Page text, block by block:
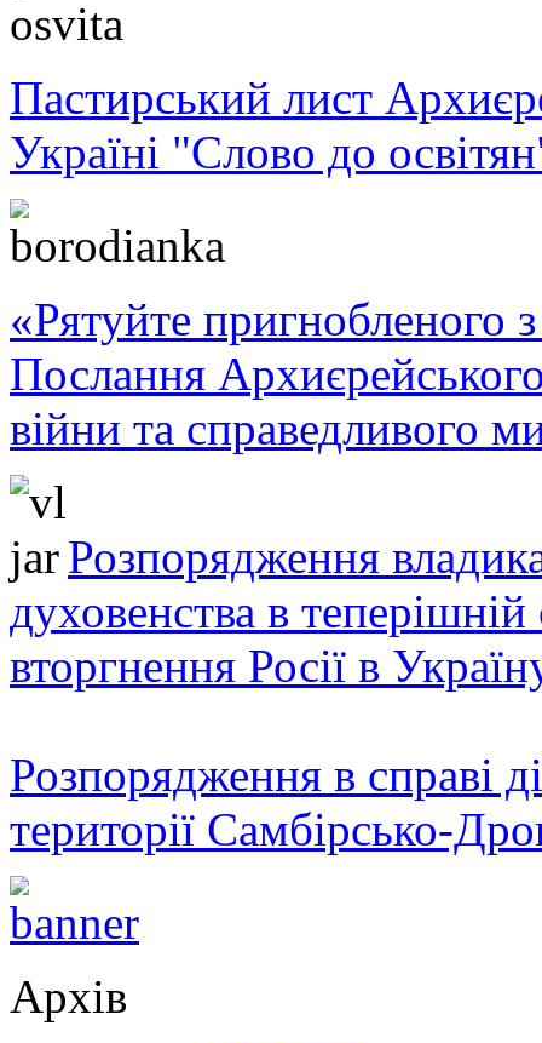
Пастирський лист
Україні "Слово до
«Рятуйте пригнобленого
Послання
війни та справедливого
Розпорядження
духовенства в теперішній
вторгнення Росії в
Розпорядження в справі
території Самбірсько-
Архів